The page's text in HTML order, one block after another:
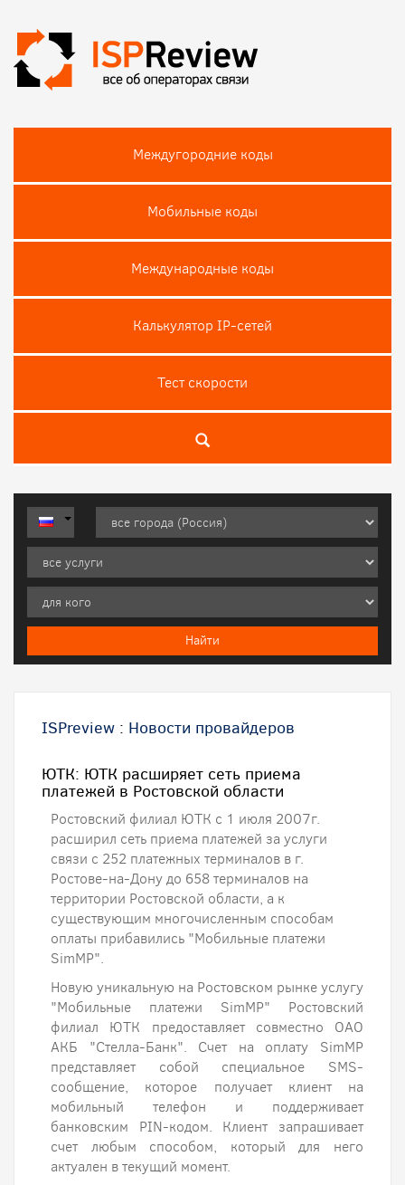
Междугородние коды
Мобильные коды
Международные коды
Калькулятор IP-сетей
Тест скороcти
ISPreview : Новости провайдеров
ЮТК: ЮТК расширяет сеть приема
платежей в Ростовской области
Ростовский филиал ЮТК с 1 июля 2007г.
расширил сеть приема платежей за услуги
связи с 252 платежных терминалов в г.
Ростове-на-Дону до 658 терминалов на
территории Ростовской области, а к
существующим многочисленным способам
оплаты прибавились "Мобильные платежи
SimMP".
Новую уникальную на Ростовском рынке услугу
"Мобильные платежи SimMP" Ростовский
филиал ЮТК предоставляет совместно ОАО
АКБ "Стелла-Банк". Счет на оплату SimMP
представляет собой специальное SMS-
сообщение, которое получает клиент на
мобильный телефон и поддерживает
банковским PIN-кодом. Клиент запрашивает
счет любым способом, который для него
актуален в текущий момент.